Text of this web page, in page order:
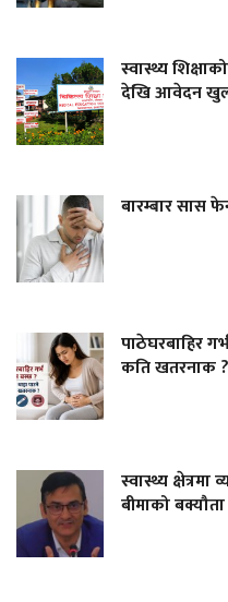
स्वास्थ्य
देखि आवेदन
बारम्बार सास
पाठेघरबाहिर
कति खतरनाक ?
स्वास्थ्य
बीमाको